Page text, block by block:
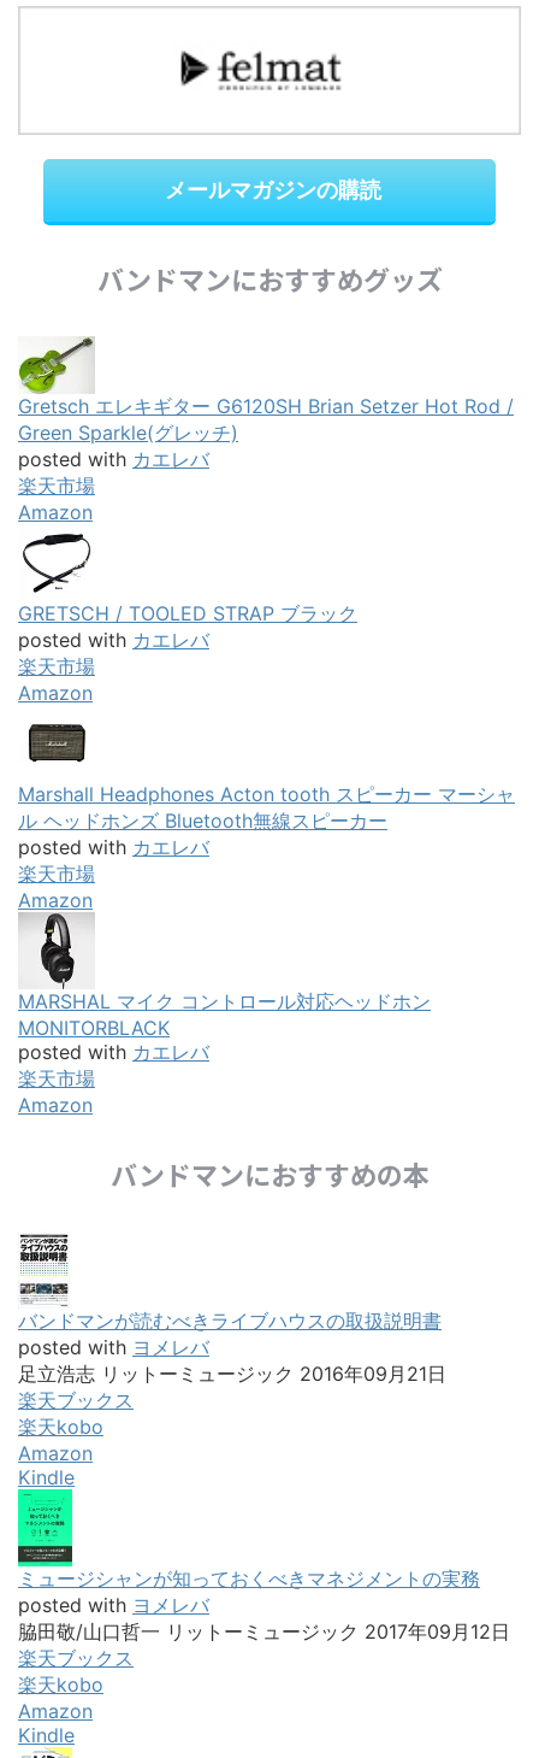
メールマガジンの購読
バンドマンにおすすめグッズ
Gretsch エレキギター G6120SH Brian Setzer Hot Rod /
Green Sparkle(グレッチ)
posted with カエレバ
楽天市場
Amazon
GRETSCH / TOOLED STRAP ブラック
posted with カエレバ
楽天市場
Amazon
Marshall Headphones Acton tooth スピーカー マーシャ
ル ヘッドホンズ Bluetooth無線スピーカー
posted with カエレバ
楽天市場
Amazon
MARSHAL マイク コントロール対応ヘッドホン
MONITORBLACK
posted with カエレバ
楽天市場
Amazon
バンドマンにおすすめの本
バンドマンが読むべきライブハウスの取扱説明書
posted with ヨメレバ
足立浩志 リットーミュージック 2016年09月21日
楽天ブックス
楽天kobo
Amazon
Kindle
ミュージシャンが知っておくべきマネジメントの実務
posted with ヨメレバ
脇田敬/山口哲一 リットーミュージック 2017年09月12日
楽天ブックス
楽天kobo
Amazon
Kindle